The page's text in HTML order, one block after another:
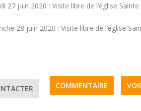
27 juin 2020 : Visite libre de l’église
28 juin 2020 : Visite libre de l’église
COMMENTAIRE